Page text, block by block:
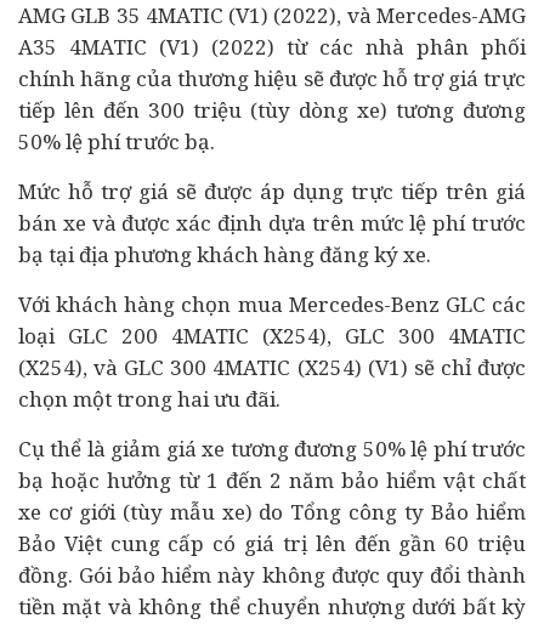
AMG GLB 35 4MATIC (V1) (2022), và Mercedes-AMG
A35 4MATIC (V1) (2022) từ các nhà phân phối
chính hãng của thương hiệu sẽ được hỗ trợ giá trực
tiếp lên đến 300 triệu (tùy dòng xe) tương đương
50% lệ phí trước bạ.
Mức hỗ trợ giá sẽ được áp dụng trực tiếp trên giá
bán xe và được xác định dựa trên mức lệ phí trước
bạ tại địa phương khách hàng đăng ký xe.
Với khách hàng chọn mua Mercedes-Benz GLC các
loại GLC 200 4MATIC (X254), GLC 300 4MATIC
(X254), và GLC 300 4MATIC (X254) (V1) sẽ chỉ được
chọn một trong hai ưu đãi.
Cụ thể là giảm giá xe tương đương 50% lệ phí trước
bạ hoặc hưởng từ 1 đến 2 năm bảo hiểm vật chất
xe cơ giới (tùy mẫu xe) do Tổng công ty Bảo hiểm
Bảo Việt cung cấp có giá trị lên đến gần 60 triệu
đồng. Gói bảo hiểm này không được quy đổi thành
tiền mặt và không thể chuyển nhượng dưới bất kỳ